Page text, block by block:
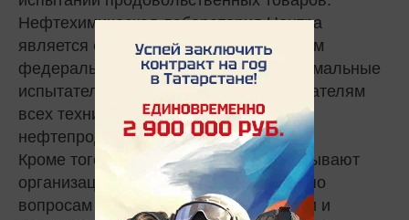
Нефтехимическая лаборатория Центра
является единственной в Приволжском
федеральном округе, имеющей максимальные
испытательные возможности по показателям
всех технических регламентов на
нефтепродукты.
Кроме того, специалисты Центра оказывают
организациям методическую помощь по
вопросам метрологии, стандартизации и